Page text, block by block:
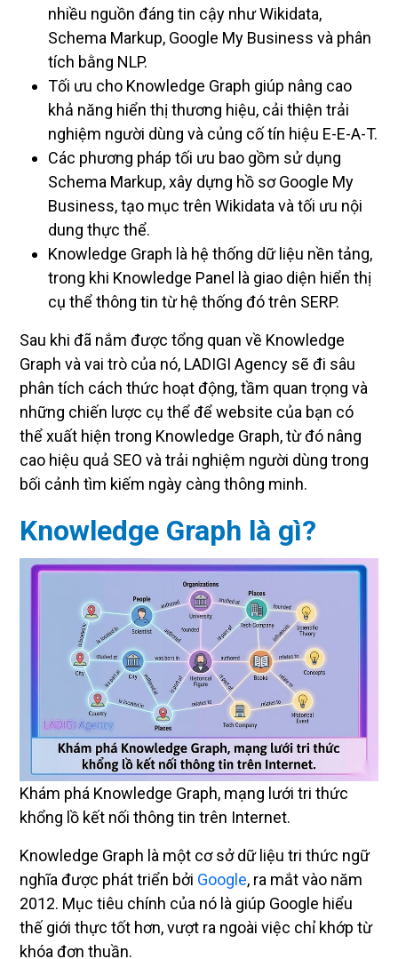
nhiều nguồn đáng tin cậy như Wikidata,
Schema Markup, Google My Business và phân
tích bằng NLP.
Tối ưu cho Knowledge Graph giúp nâng cao
khả năng hiển thị thương hiệu, cải thiện trải
nghiệm người dùng và củng cố tín hiệu E-E-A-T.
Các phương pháp tối ưu bao gồm sử dụng
Schema Markup, xây dựng hồ sơ Google My
Business, tạo mục trên Wikidata và tối ưu nội
dung thực thể.
Knowledge Graph là hệ thống dữ liệu nền tảng,
trong khi Knowledge Panel là giao diện hiển thị
cụ thể thông tin từ hệ thống đó trên SERP.
Sau khi đã nắm được tổng quan về Knowledge
Graph và vai trò của nó, LADIGI Agency sẽ đi sâu
phân tích cách thức hoạt động, tầm quan trọng và
những chiến lược cụ thể để website của bạn có
thể xuất hiện trong Knowledge Graph, từ đó nâng
cao hiệu quả SEO và trải nghiệm người dùng trong
bối cảnh tìm kiếm ngày càng thông minh.
Knowledge Graph là gì?
Khám phá Knowledge Graph, mạng lưới tri thức
khổng lồ kết nối thông tin trên Internet.
Knowledge Graph là một cơ sở dữ liệu tri thức ngữ
nghĩa được phát triển bởi Google, ra mắt vào năm
2012. Mục tiêu chính của nó là giúp Google hiểu
thế giới thực tốt hơn, vượt ra ngoài việc chỉ khớp từ
khóa đơn thuần.